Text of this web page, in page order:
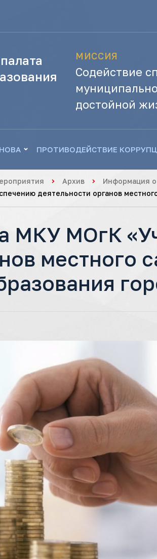
МИССИЯ
Содействие
достойной
ПРОТИВОДЕЙСТВИЕ
Архив
Информация о
деятельности органов
МКУ МОгК
местного